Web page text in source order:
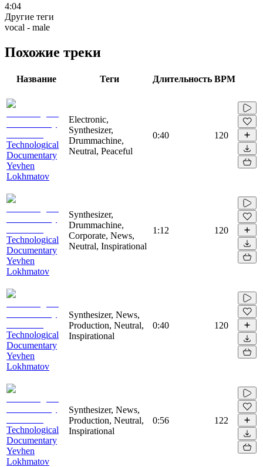
4:04
Другие теги
vocal - male
Похожие треки
Название Теги Длительность BPM
Technological
Documentary
Yevhen
Lokhmatov
Electronic,
Synthesizer,
Drummachine,
Neutral, Peaceful
0:40 120
Technological
Documentary
Yevhen
Lokhmatov
Synthesizer,
Drummachine,
Corporate, News,
Neutral, Inspirational
1:12 120
Technological
Documentary
Yevhen
Lokhmatov
Synthesizer, News,
Production, Neutral,
Inspirational
0:40 120
Technological
Documentary
Yevhen
Lokhmatov
Synthesizer, News,
Production, Neutral,
Inspirational
0:56 122